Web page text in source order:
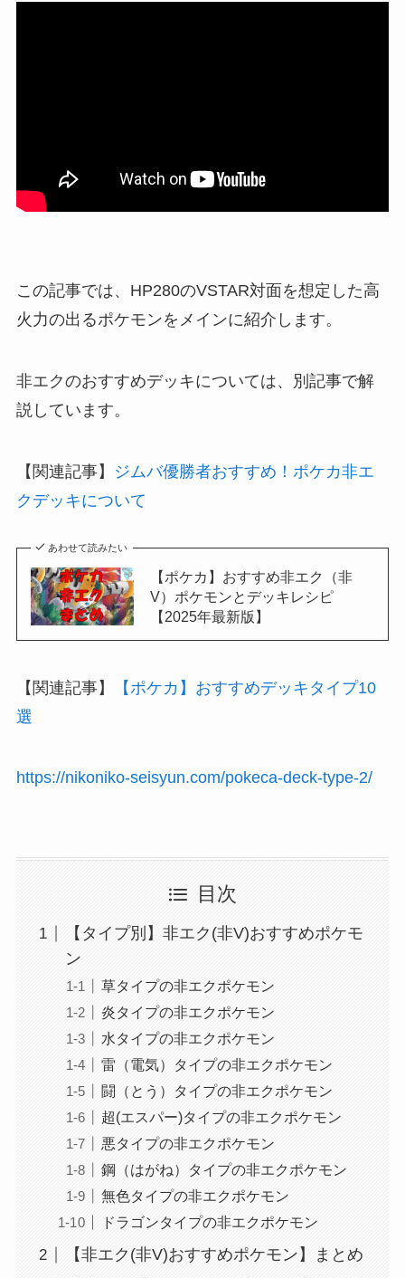
この記事では、HP280のVSTAR対面を想定した高
火力の出るポケモンをメインに紹介します。
非エクのおすすめデッキについては、別記事で解
説しています。
【関連記事】
ジムバ優勝者おすすめ！ポケカ非エ
クデッキについて
あわせて読みたい
【ポケカ】おすすめ非エク（非
V）ポケモンとデッキレシピ
【2025年最新版】
【関連記事】
【ポケカ】おすすめデッキタイプ10
選
https://nikoniko-seisyun.com/pokeca-deck-type-2/
目次
【タイプ別】非エク(非V)おすすめポケモ
ン
草タイプの非エクポケモン
炎タイプの非エクポケモン
水タイプの非エクポケモン
雷（電気）タイプの非エクポケモン
闘（とう）タイプの非エクポケモン
超(エスパー)タイプの非エクポケモン
悪タイプの非エクポケモン
鋼（はがね）タイプの非エクポケモン
無色タイプの非エクポケモン
ドラゴンタイプの非エクポケモン
【非エク(非V)おすすめポケモン】まとめ